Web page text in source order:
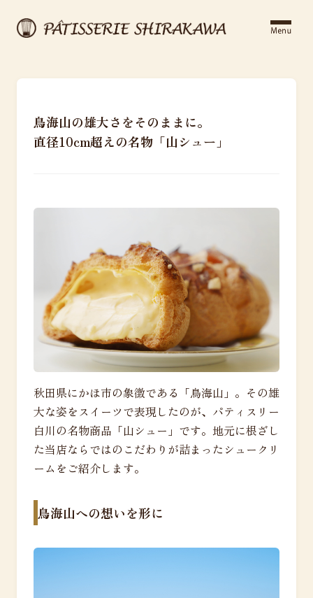
鳥海山の雄大さをそのままに。
直径10cm超えの名物「山シュー」
秋田県にかほ市の象徴である「鳥海山」。その雄
大な姿をスイーツで表現したのが、パティスリー
白川の名物商品「山シュー」です。地元に根ざし
た当店ならではのこだわりが詰まったシュークリ
ームをご紹介します。
鳥海山への想いを形に